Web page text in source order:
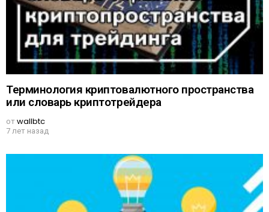
Терминология криптовалютного пространства
или словарь криптотрейдера
отwallbtc
7 лет назад